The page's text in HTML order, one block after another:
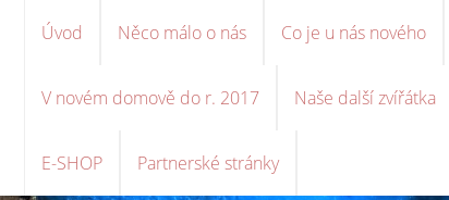
Úvod Něco málo o nás Co je u nás nového
V novém domově do r. 2017 Naše další zvířátka
E-SHOP Partnerské stránky